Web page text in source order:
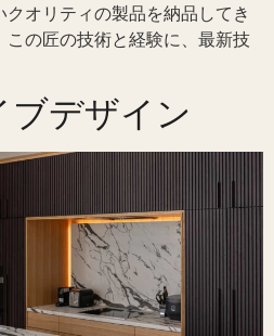
オリティの製品を納品してき
の匠の技術と経験に、最新技
ブデザイン